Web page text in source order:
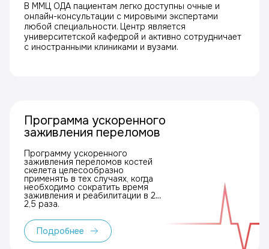
В ММЦ ОДА пациентам легко доступны очные и
онлайн-консультации с мировыми экспертами
любой специальности. Центр является
университетской кафедрой и активно сотрудничает
с иностранными клиниками и вузами.
Программа ускоренного
заживления переломов
Программу ускоренного
заживления переломов костей
скелета целесообразно
применять в тех случаях, когда
необходимо сократить время
заживления и реабилитации в 2–
2,5 раза.
Подробнее